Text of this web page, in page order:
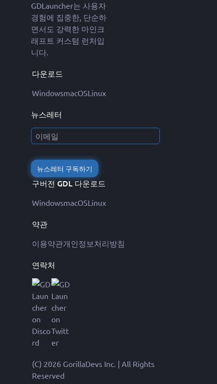
GDLauncher는 사용자
경험에 집중한, 단순하
면서도 강력한 마인크
래프트 커스텀 런처입
니다.
다운로드
WindowsmacOSLinux
뉴스레터
뉴스레터 구독하기
구버전 GDL 다운로드
WindowsmacOSLinux
약관
이용약관개인정보처리방침
연락처
(C) 2026 GorillaDevs Inc. | All Rights
Reserved